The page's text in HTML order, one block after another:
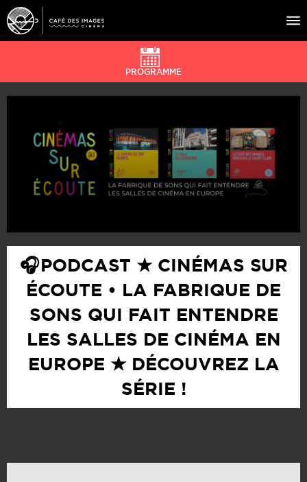
À L’AFFICHE
CAFÉ DU CINÉ
PRATIQUE
ÉDUCATION AUX IMAGES
PROGRAMME
🎧 PODCAST ★ CINÉMAS SUR
ÉCOUTE • LA FABRIQUE DE
SONS QUI FAIT ENTENDRE
LES SALLES DE CINÉMA EN
EUROPE ★ DÉCOUVREZ LA
SÉRIE !